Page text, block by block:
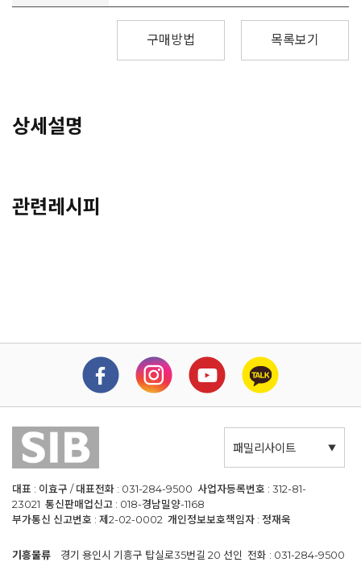
목록보기
구매방법
상세설명
관련레시피
패밀리사이트
대표 : 이효구 / 대표전화 : 031-284-9500 사업자등록번호 : 312-81-
23021 통신판매업신고 : 018-경남밀양-1168
부가통신 신고번호 : 제2-02-0002 개인정보보호책임자 : 정재욱
기흥물류 경기 용인시 기흥구 탑실로35번길 20 선인 전화 : 031-284-9500